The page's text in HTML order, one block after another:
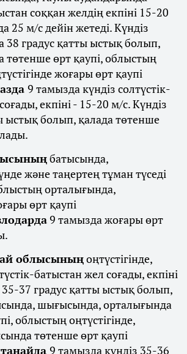
соққан желдің екпіні 15-20
25 м/с дейін жетеді. Күндіз
градус қатты ыстық болып,
өрт қаупі, облыстың
жоғары өрт қаупі
9 тамызда күндіз солтүстік-
екпіні - 15-20 м/с. Күндіз
ыстық болып, қалада төтенше
батысында,
және таңертең тұман түседі
орталығында,
өрт қаупі
9 тамызда жоғары өрт
облысыныңоңтүстігінде,
батыстан жел соғады, екпіні
37 градус қатты ыстық болып,
шығысында, орталығында
облыстың оңтүстігінде,
төтенше өрт қаупі
9 тамызда күндіз 35-36